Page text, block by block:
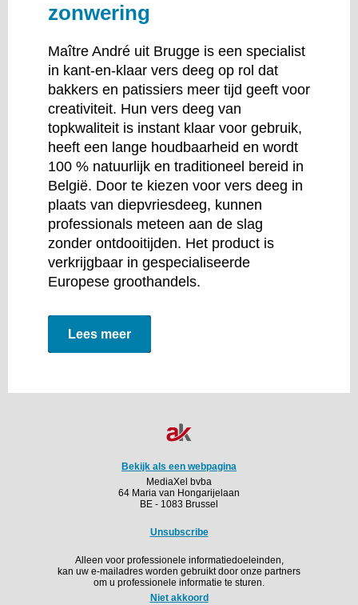
zonwering
Maître André uit Brugge is een specialist
in kant-en-klaar vers deeg op rol dat
bakkers en patissiers meer tijd geeft voor
creativiteit. Hun vers deeg van
topkwaliteit is instant klaar voor gebruik,
heeft een lange houdbaarheid en wordt
100 % natuurlijk en traditioneel bereid in
België. Door te kiezen voor vers deeg in
plaats van diepvriesdeeg, kunnen
professionals meteen aan de slag
zonder ontdooitijden. Het product is
verkrijgbaar in gespecialiseerde
Europese groothandels.
Lees meer
Bekijk als een webpagina
MediaXel bvba
64 Maria van Hongarijelaan
BE - 1083 Brussel
Unsubscribe
Alleen voor professionele informatiedoeleinden,
kan uw e-mailadres worden gebruikt door onze partners
om u professionele informatie te sturen.
Niet akkoord